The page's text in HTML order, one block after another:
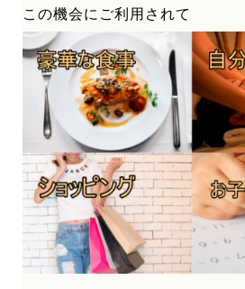
この機会にご利用されて